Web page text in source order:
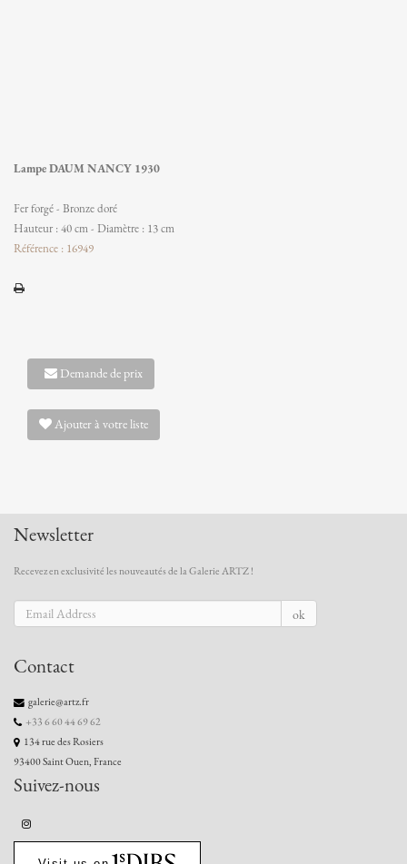
Lampe DAUM NANCY 1930
Fer forgé - Bronze doré
Hauteur : 40 cm - Diamètre : 13 cm
Référence : 16949
Demande de prix
Ajouter à votre liste
Newsletter
Recevez en exclusivité les nouveautés de la Galerie ARTZ !
ok
Contact
galerie@artz.fr
+33 6 60 44 69 62
134 rue des Rosiers
93400 Saint Ouen, France
Suivez-nous